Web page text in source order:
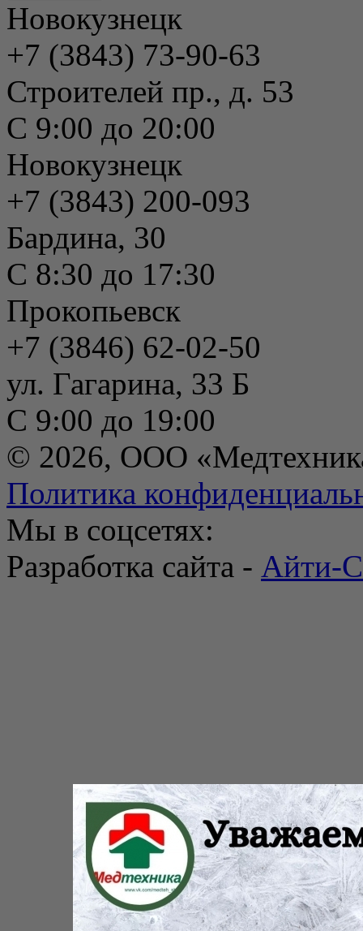
Новокузнецк
+7 (3843) 73-90-63
Строителей пр., д. 53
С 9:00 до 20:00
Новокузнецк
+7 (3843) 200-093
Бардина, 30
С 8:30 до 17:30
Прокопьевск
+7 (3846) 62-02-50
ул. Гагарина, 33 Б
С 9:00 до 19:00
© 2026, ООО
Политика
Мы в соцсетях:
Разработка сайта - Айти-